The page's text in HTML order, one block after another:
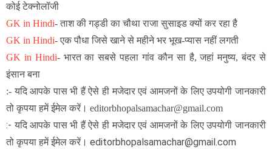
कोई टेक्नोलॉजी
GK in Hindi- ताश की गड्डी का चौथा राजा सुसाइड क्यों कर रहा है
GK in Hindi- एक पौधा जिसे खाने से महीने भर भूख-प्यास नहीं लगती
GK in Hindi- भारत का सबसे पहला गांव कौन सा है, जहां मनुष्य, बंदर से
इंसान बना
:- यदि आपके पास भी हैं ऐसे ही मजेदार एवं आमजनों के लिए उपयोगी जानकारी
तो कृपया हमें ईमेल करें। editorbhopalsamachar@gmail.com
:- यदि आपके पास भी हैं ऐसे ही मजेदार एवं आमजनों के लिए उपयोगी जानकारी
तो कृपया हमें ईमेल करें। editorbhopalsamachar@gmail.com